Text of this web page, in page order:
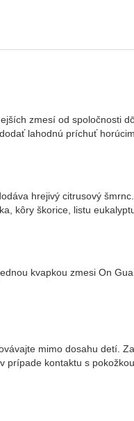
zmesí od spoločnosti
lahodnú príchuť
hrejivý citrusový šmrnc.
kôry škorice, listu
kvapkou zmesi On
mimo dosahu detí.
prípade kontaktu s pokožkou.